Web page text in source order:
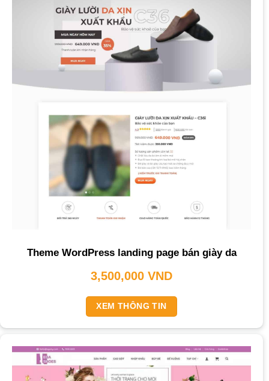
Theme WordPress landing page bán giày da
3,500,000 VND
XEM THÔNG TIN